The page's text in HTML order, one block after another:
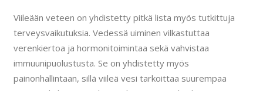
Viileään veteen on yhdistetty pitkä lista myös tutkittuja
terveysvaikutuksia. Vedessä uiminen vilkastuttaa
verenkiertoa ja hormonitoimintaa sekä vahvistaa
immuunipuolustusta. Se on yhdistetty myös
painonhallintaan, sillä viileä vesi tarkoittaa suurempaa